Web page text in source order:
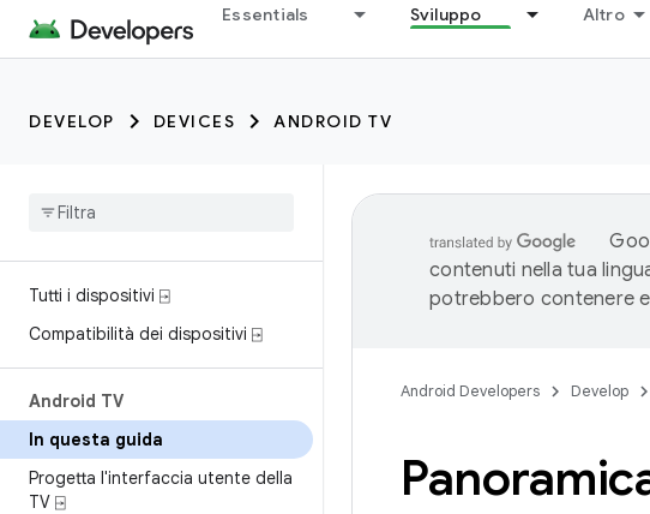
Essentials Sviluppo Altro
DEVELOP DEVICES ANDROID TV
Tutti i dispositivi ⍈
Compatibilità dei dispositivi ⍈
Android TV
In questa guida
Progetta l'interfaccia utente della
TV ⍈
contenuti nella tua
potrebbero contenere
Android Developers Develop